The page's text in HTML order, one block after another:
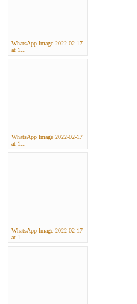
WhatsApp Image 2022-02-17
at 1...
WhatsApp Image 2022-02-17
at 1...
WhatsApp Image 2022-02-17
at 1...